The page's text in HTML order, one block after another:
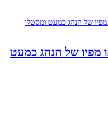
מפיו של הנהג כמעט